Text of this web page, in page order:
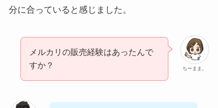
分に合っていると感じました。
ちーまま。
メルカリの販売経験はあったんで
すか？